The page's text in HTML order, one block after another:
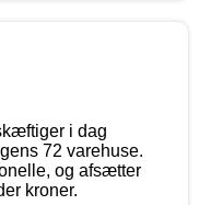
i dag
72 varehuse.
og afsætter
kroner.